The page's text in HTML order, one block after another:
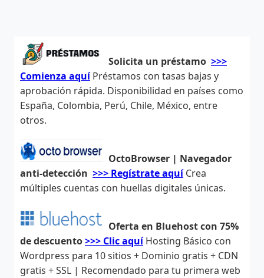
Solicita un préstamo >>>
Comienza aquíPréstamos con tasas bajas y
aprobación rápida. Disponibilidad en países como
España, Colombia, Perú, Chile, México, entre
otros.
OctoBrowser | Navegador
anti-detección >>> Regístrate aquíCrea
múltiples cuentas con huellas digitales únicas.
Oferta en Bluehost con 75%
de descuento>>> Clic aquíHosting Básico con
Wordpress para 10 sitios + Dominio gratis + CDN
gratis + SSL | Recomendado para tu primera web